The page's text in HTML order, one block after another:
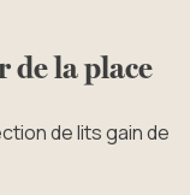
de la place
de lits gain de